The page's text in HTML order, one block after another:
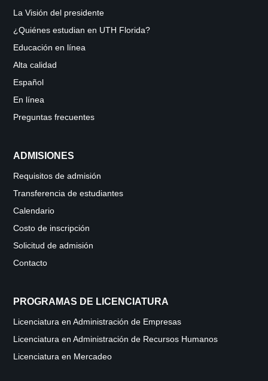
La Visión del presidente
¿Quiénes estudian en UTH Florida?
Educación en línea
Alta calidad
Español
En línea
Preguntas frecuentes
ADMISIONES
Requisitos de admisión
Transferencia de estudiantes
Calendario
Costo de inscripción
Solicitud de admisión
Contacto
PROGRAMAS DE LICENCIATURA
Licenciatura en Administración de Empresas
Licenciatura en Administración de Recursos Humanos
Licenciatura en Mercadeo